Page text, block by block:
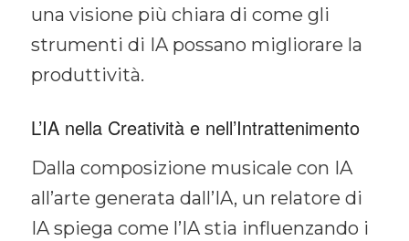
una visione più chiara di come gli
strumenti di IA possano migliorare la
produttività.
L’IA nella Creatività e nell’Intrattenimento
Dalla composizione musicale con IA
all’arte generata dall’IA, un relatore di
IA spiega come l’IA stia influenzando i